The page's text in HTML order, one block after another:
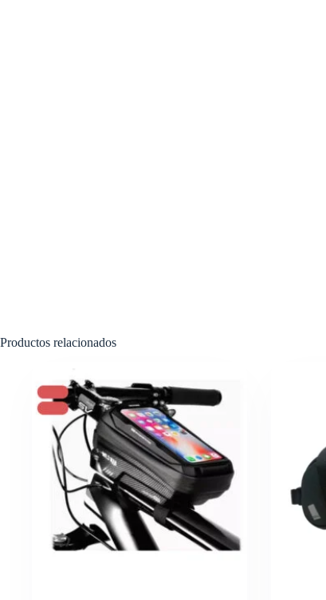
Productos relacionados